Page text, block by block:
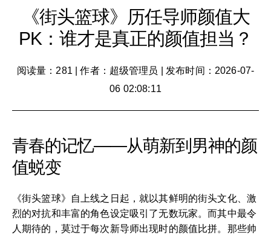
《街头篮球》历任导师颜值大
PK：谁才是真正的颜值担当？
阅读量：281 |作者：超级管理员
发布时间：2026-07-
06 02:08:11
青春的记忆——从萌新到男神的颜
值蜕变
《街头篮球》自上线之日起，就以其鲜明的街头文化、激
烈的对抗和丰富的角色设定吸引了无数玩家。而其中最令
人期待的，莫过于每次新导师出现时的颜值比拼。那些帅